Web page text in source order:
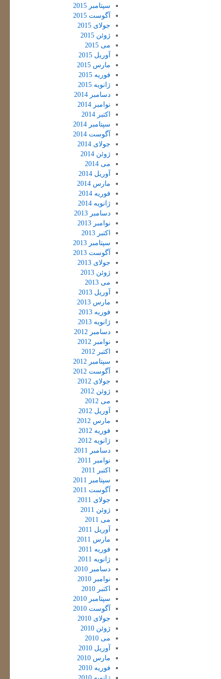
سپتامبر 2015
آگوست 2015
جولای 2015
ژوئن 2015
می 2015
آوریل 2015
مارس 2015
فوریه 2015
ژانویه 2015
دسامبر 2014
نوامبر 2014
اکتبر 2014
سپتامبر 2014
آگوست 2014
جولای 2014
ژوئن 2014
می 2014
آوریل 2014
مارس 2014
فوریه 2014
ژانویه 2014
دسامبر 2013
نوامبر 2013
اکتبر 2013
سپتامبر 2013
آگوست 2013
جولای 2013
ژوئن 2013
می 2013
آوریل 2013
مارس 2013
فوریه 2013
ژانویه 2013
دسامبر 2012
نوامبر 2012
اکتبر 2012
سپتامبر 2012
آگوست 2012
جولای 2012
ژوئن 2012
می 2012
آوریل 2012
مارس 2012
فوریه 2012
ژانویه 2012
دسامبر 2011
نوامبر 2011
اکتبر 2011
سپتامبر 2011
آگوست 2011
جولای 2011
ژوئن 2011
می 2011
آوریل 2011
مارس 2011
فوریه 2011
ژانویه 2011
دسامبر 2010
نوامبر 2010
اکتبر 2010
سپتامبر 2010
آگوست 2010
جولای 2010
ژوئن 2010
می 2010
آوریل 2010
مارس 2010
فوریه 2010